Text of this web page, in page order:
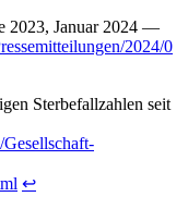
2023, Januar 2024 —
2024/0
Sterbefallzahlen seit
↩︎